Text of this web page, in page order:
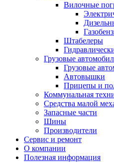
Вилочные
Штабелеры
Грузовые
Грузовые
Автовышки
Прицепы и
Коммунальная
Средства малой
Запасные части
Шины
Производители
Сервис и ремонт
О компании
Полезная информация